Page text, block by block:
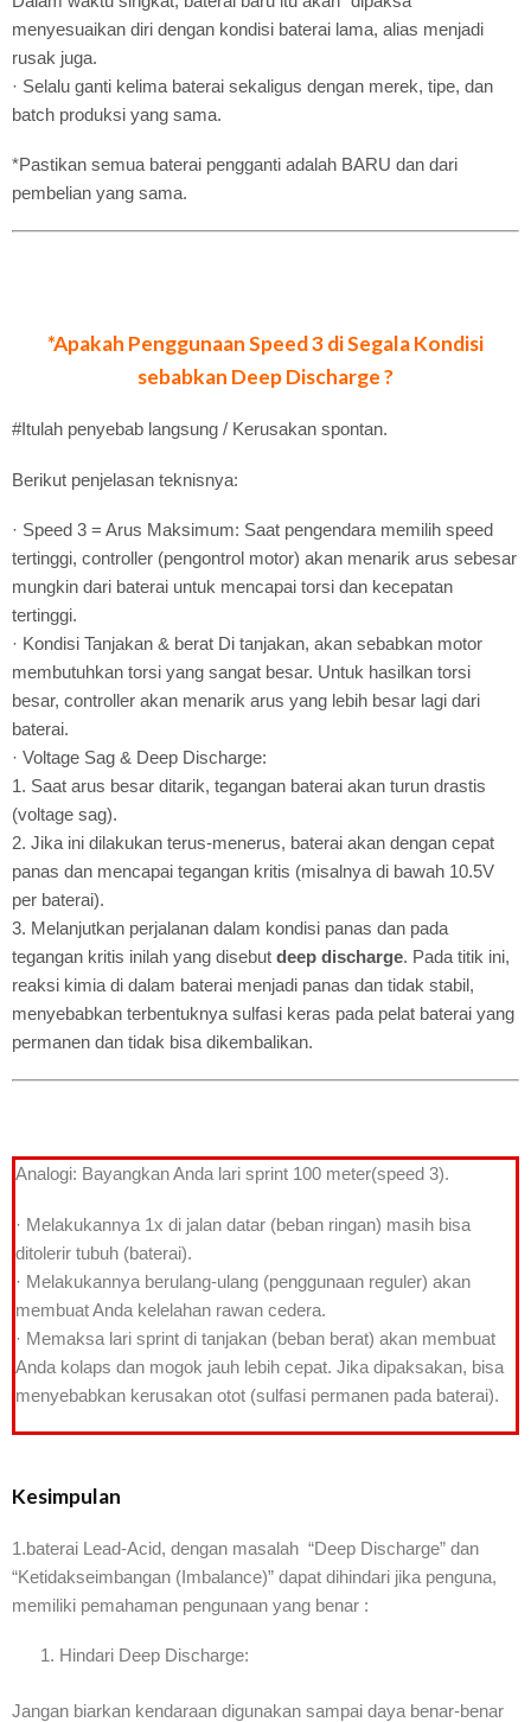
menyesuaikan diri dengan kondisi baterai lama, alias menjadi
rusak juga.
· Selalu ganti kelima baterai sekaligus dengan merek, tipe, dan
batch produksi yang sama.
*Pastikan semua baterai pengganti adalah BARU dan dari
pembelian yang sama.
*Apakah Penggunaan Speed 3 di Segala Kondisi
sebabkan Deep Discharge ?
#Itulah penyebab langsung / Kerusakan spontan.
Berikut penjelasan teknisnya:
· Speed 3 = Arus Maksimum: Saat pengendara memilih speed
tertinggi, controller (pengontrol motor) akan menarik arus sebesar
mungkin dari baterai untuk mencapai torsi dan kecepatan
tertinggi.
· Kondisi Tanjakan & berat Di tanjakan, akan sebabkan motor
membutuhkan torsi yang sangat besar. Untuk hasilkan torsi
besar, controller akan menarik arus yang lebih besar lagi dari
baterai.
· Voltage Sag & Deep Discharge:
1. Saat arus besar ditarik, tegangan baterai akan turun drastis
(voltage sag).
2. Jika ini dilakukan terus-menerus, baterai akan dengan cepat
panas dan mencapai tegangan kritis (misalnya di bawah 10.5V
per baterai).
3. Melanjutkan perjalanan dalam kondisi panas dan pada
tegangan kritis inilah yang disebut deep discharge. Pada titik ini,
reaksi kimia di dalam baterai menjadi panas dan tidak stabil,
menyebabkan terbentuknya sulfasi keras pada pelat baterai yang
permanen dan tidak bisa dikembalikan.
Analogi: Bayangkan Anda lari sprint 100 meter(speed 3).
· Melakukannya 1x di jalan datar (beban ringan) masih bisa
ditolerir tubuh (baterai).
· Melakukannya berulang-ulang (penggunaan reguler) akan
membuat Anda kelelahan rawan cedera.
· Memaksa lari sprint di tanjakan (beban berat) akan membuat
Anda kolaps dan mogok jauh lebih cepat. Jika dipaksakan, bisa
menyebabkan kerusakan otot (sulfasi permanen pada baterai).
Kesimpulan
1.baterai Lead-Acid, dengan masalah “Deep Discharge” dan
“Ketidakseimbangan (Imbalance)” dapat dihindari jika penguna,
memiliki pemahaman pengunaan yang benar :
Hindari Deep Discharge:
Jangan biarkan kendaraan digunakan sampai daya benar-benar